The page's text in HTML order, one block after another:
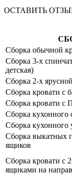
ОСТАВИТЬ
Сборка обычной
Сборка 3-х
детская)
Сборка 2-х
Сборка кровати с
Сборка кровати
Сборка кухонного
Сборка кухонного
Сборка выкатных
ящиков
Сборка кровати с
ящиками на